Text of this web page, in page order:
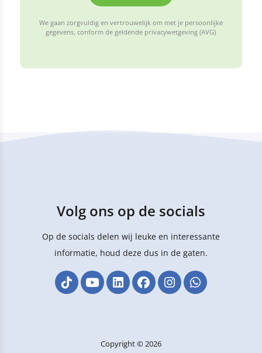
We gaan zorgvuldig en vertrouwelijk om met je persoonlijke
gegevens, conform de geldende privacywetgeving (AVG)
Volg ons op de socials
Op de socials delen wij leuke en interessante
informatie, houd deze dus in de gaten.
Copyright © 2026